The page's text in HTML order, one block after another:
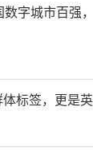
字城市百强
标签，更是